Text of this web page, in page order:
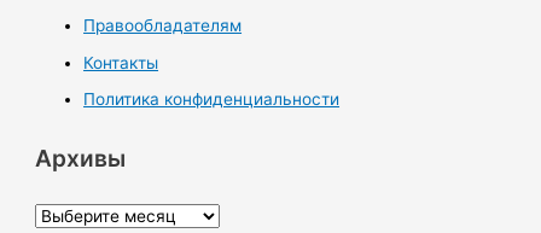
Правообладателям
Контакты
Политика конфиденциальности
Архивы
А